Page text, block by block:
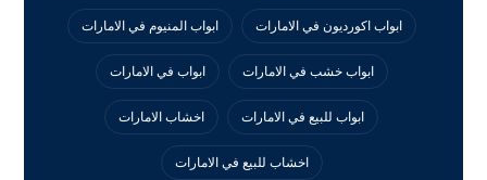
ابواب اكورديون في الامارات ابواب المنيوم في الامارات
ابواب خشب في الامارات ابواب في الامارات
ابواب للبيع في الامارات اخشاب الامارات
اخشاب للبيع في الامارات